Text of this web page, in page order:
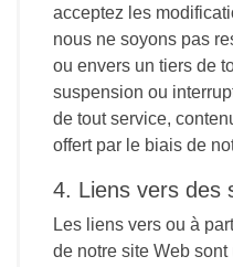
acceptez les
nous ne soyons pas
ou envers un tiers de
suspension ou
de tout service,
offert par le biais de
4. Liens vers des
Les liens vers ou à
de notre site Web